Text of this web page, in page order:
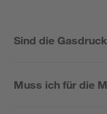
Sind die
Muss ich für die